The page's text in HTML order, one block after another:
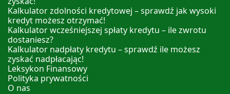
Kalkulator zdolności kredytowej – sprawdź jak wysoki
kredyt możesz otrzymać!
Kalkulator wcześniejszej spłaty kredytu – ile zwrotu
dostaniesz?
Kalkulator nadpłaty kredytu – sprawdź ile możesz
zyskać nadpłacając!
Leksykon Finansowy
Polityka prywatności
O nas